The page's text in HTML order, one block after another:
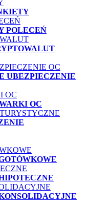
POLECEŃ
UBEZPIECZENIE
OC